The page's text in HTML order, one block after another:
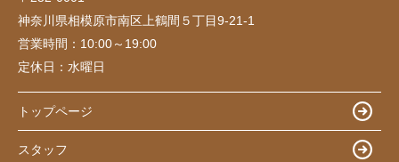
神奈川県相模原市南区上鶴間５丁目9-21-1
営業時間： 10:00～19:00
定休日： 水曜日
トップページ
スタッフ